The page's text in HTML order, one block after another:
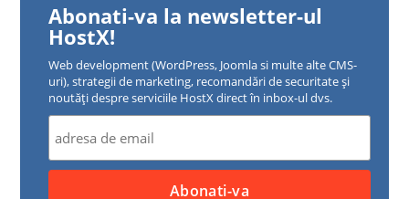
Abonati-va la newsletter-ul
HostX!
Web development (WordPress, Joomla si multe alte CMS-
uri), strategii de marketing, recomandări de securitate și
noutăți despre serviciile HostX direct în inbox-ul dvs.